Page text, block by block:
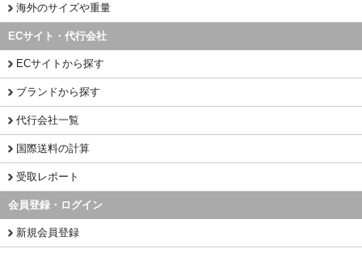
海外のサイズや重量
ECサイト・代行会社
ECサイトから探す
ブランドから探す
代行会社一覧
国際送料の計算
受取レポート
会員登録・ログイン
新規会員登録